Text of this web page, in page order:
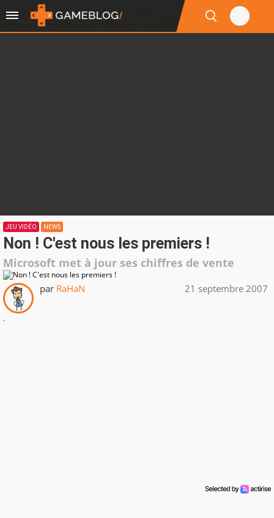
JEU VIDÉO NEWS
Non ! C'est nous les premiers !
Microsoft met à jour ses chiffres de vente
par RaHaN 21 septembre 2007
.